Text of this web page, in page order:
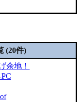
(20件)
余地！